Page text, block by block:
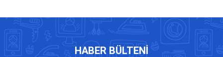
HABER BÜLTENI